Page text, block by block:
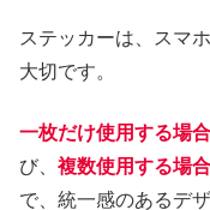
ステッカーは、スマ
大切です。
一枚だけ使用する場
び、 複数使用する場
で、統一感のあるデ